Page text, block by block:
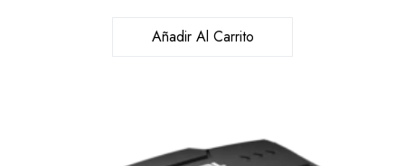
Añadir Al Carrito